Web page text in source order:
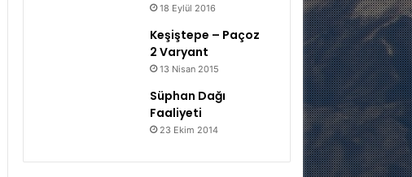
18 Eylül 2016
Keşiştepe – Paçoz
2 Varyant
13 Nisan 2015
Süphan Dağı
Faaliyeti
23 Ekim 2014